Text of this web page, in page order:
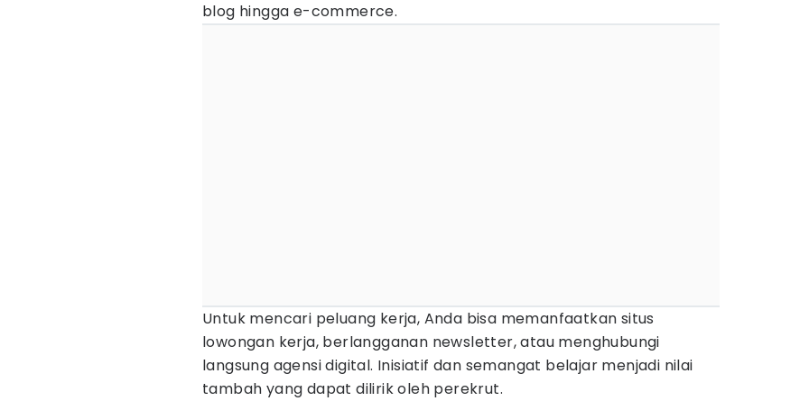
blog hingga e-commerce.
Untuk mencari peluang kerja, Anda bisa memanfaatkan situs
lowongan kerja, berlangganan newsletter, atau menghubungi
langsung agensi digital. Inisiatif dan semangat belajar menjadi nilai
tambah yang dapat dilirik oleh perekrut.